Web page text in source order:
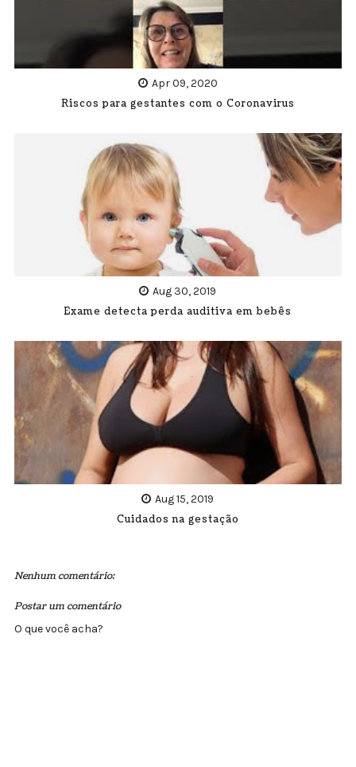
Apr 09, 2020
Riscos para gestantes com o Coronavirus
Aug 30, 2019
Exame detecta perda auditiva em bebês
Aug 15, 2019
Cuidados na gestação
Nenhum comentário:
Postar um comentário
O que você acha?